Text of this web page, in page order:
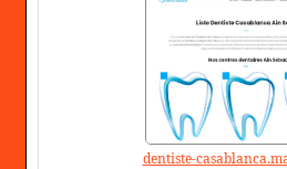
dentiste-